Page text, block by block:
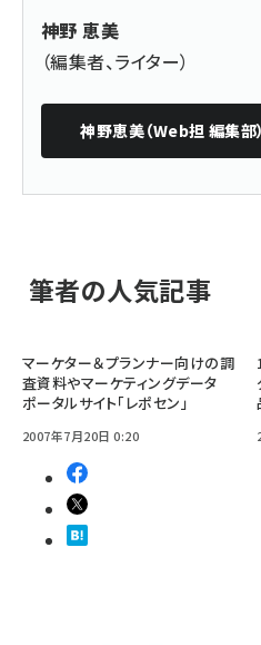
神野 恵美
（編集者、ライター）
神野恵美（Web担 編集部）
筆者の人気記事
マーケター＆プランナー向けの調
査資料やマーケティングデータ
ポータルサイト「レポセン」
2007年7月20日 0:20